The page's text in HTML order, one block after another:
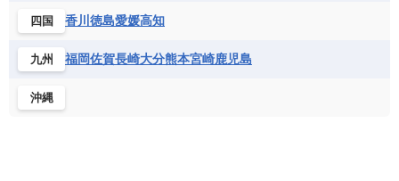
四国 香川 徳島愛媛高知
九州 福岡佐賀長崎大分熊本宮崎鹿児島
沖縄